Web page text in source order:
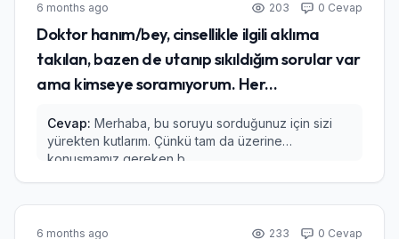
6 months ago 203 0 Cevap
Doktor hanım/bey, cinsellikle ilgili aklıma
takılan, bazen de utanıp sıkıldığım sorular var
ama kimseye soramıyorum. Her...
Cevap: Merhaba, bu soruyu sorduğunuz için sizi
yürekten kutlarım. Çünkü tam da üzerine
konuşmamız gereken b...
6 months ago 233 0 Cevap